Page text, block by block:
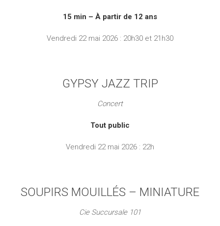
15 min – À partir de 12 ans
Vendredi 22 mai 2026 : 20h30 et 21h30
GYPSY JAZZ TRIP
Concert
Tout public
Vendredi 22 mai 2026 : 22h
SOUPIRS MOUILLÉS – MINIATURE
Cie Succursale 101